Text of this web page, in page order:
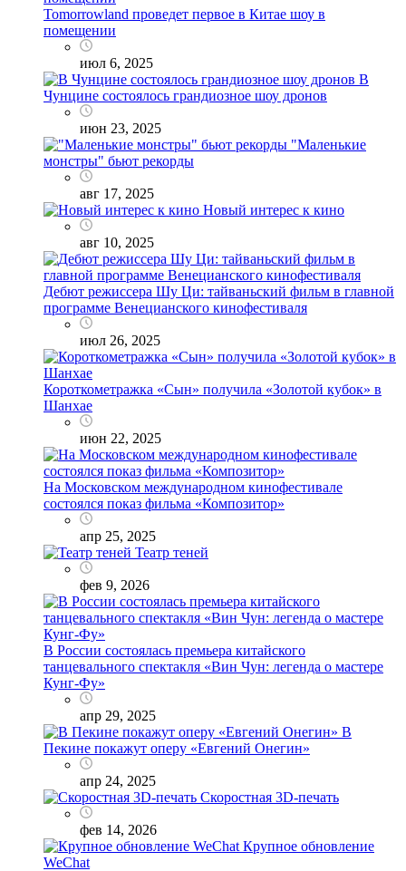
Tomorrowland проведет первое в Китае шоу в
помещении
июл 6, 2025
В
Чунцине состоялось грандиозное шоу дронов
июн 23, 2025
"Маленькие
монстры" бьют рекорды
авг 17, 2025
Новый интерес к кино
авг 10, 2025
Дебют режиссера Шу Ци: тайваньский фильм в главной
программе Венецианского кинофестиваля
июл 26, 2025
Короткометражка «Сын» получила «Золотой кубок» в
Шанхае
июн 22, 2025
На Московском международном кинофестивале
состоялся показ фильма «Композитор»
апр 25, 2025
Театр теней
фев 9, 2026
В России состоялась премьера китайского
танцевального спектакля «Вин Чун: легенда о мастере
Кунг-Фу»
апр 29, 2025
В
Пекине покажут оперу «Евгений Онегин»
апр 24, 2025
Скоростная 3D-печать
фев 14, 2026
Крупное обновление
WeChat